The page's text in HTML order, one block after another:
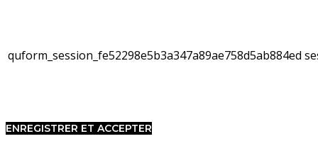
quform_session_fe52298e5b3a347a89ae758d5ab884ed
ENREGISTRER ET ACCEPTER